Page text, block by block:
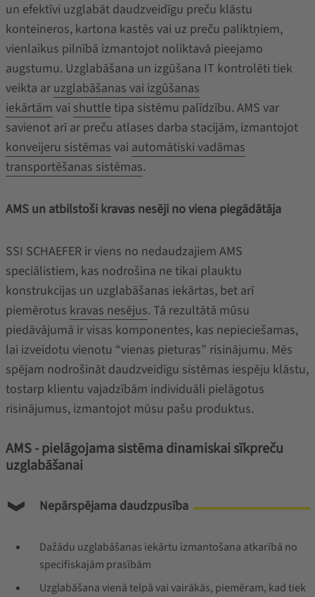
un efektīvi uzglabāt daudzveidīgu preču klāstu
konteineros, kartona kastēs vai uz preču paliktņiem,
vienlaikus pilnībā izmantojot noliktavā pieejamo
augstumu. Uzglabāšana un izgūšana IT kontrolēti tiek
veikta ar uzglabāšanas vai izgūšanas
iekārtām vai shuttle tipa sistēmu palīdzību. AMS var
savienot arī ar preču atlases darba stacijām, izmantojot
konveijeru sistēmas vai automātiski vadāmas
transportēšanas sistēmas.
AMS un atbilstoši kravas nesēji no viena piegādātāja
SSI SCHAEFER ir viens no nedaudzajiem AMS
speciālistiem, kas nodrošina ne tikai plauktu
konstrukcijas un uzglabāšanas iekārtas, bet arī
piemērotus kravas nesējus. Tā rezultātā mūsu
piedāvājumā ir visas komponentes, kas nepieciešamas,
lai izveidotu vienotu “vienas pieturas” risinājumu. Mēs
spējam nodrošināt daudzveidīgu sistēmas iespēju klāstu,
tostarp klientu vajadzībām individuāli pielāgotus
risinājumus, izmantojot mūsu pašu produktus.
AMS - pielāgojama sistēma dinamiskai sīkpreču
uzglabāšanai
Nepārspējama daudzpusība
Dažādu uzglabāšanas iekārtu izmantošana atkarībā no
specifiskajām prasībām
Uzglabāšana vienā telpā vai vairākās, piemēram, kad tiek